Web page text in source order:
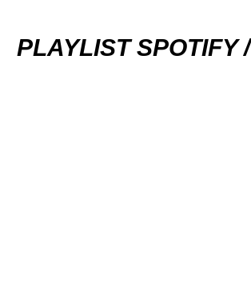
PLAYLIST SPOTIFY /